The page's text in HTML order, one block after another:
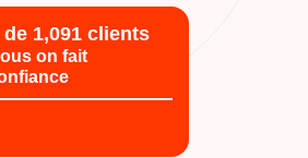
de 1,385clients
on fait